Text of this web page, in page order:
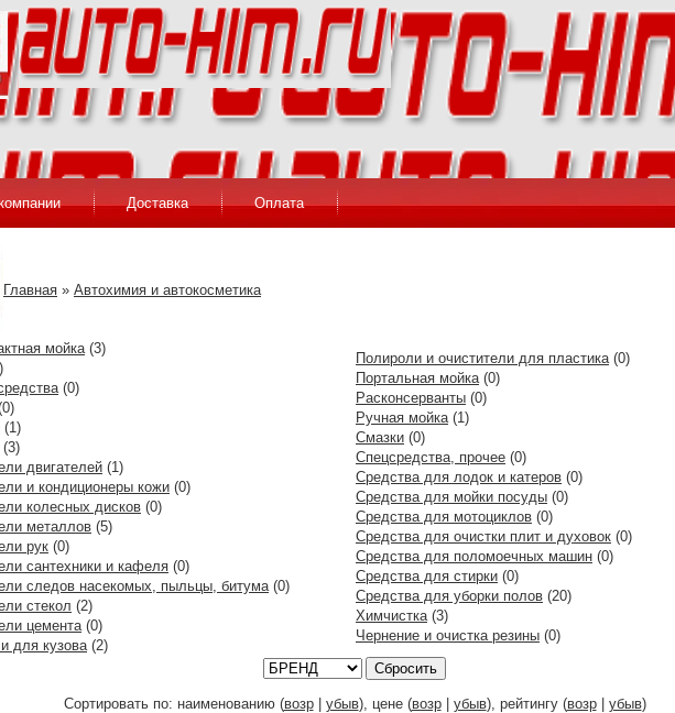
Доставка Оплата
Главная » Автохимия и автокосметика
мойка(3)
(0)
(1)
(3)
двигателей (1)
и кондиционеры кожи (0)
колесных дисков (0)
металлов (5)
рук (0)
сантехники и кафеля (0)
следов насекомых, пыльцы, битума(0)
стекол (2)
цемента(0)
для кузова(2)
Полироли и очистители для пластика(0)
Портальная мойка(0)
Расконсерванты (0)
Ручная мойка(1)
Смазки (0)
Спецсредства, прочее (0)
Средства для лодок и катеров (0)
Средства для мойки посуды (0)
Средства для мотоциклов (0)
Средства для очистки плит и духовок (0)
Средства для поломоечных машин (0)
Средства для стирки (0)
Средства для уборки полов (20)
Химчистка(3)
Чернение и очистка резины (0)
Сбросить
Сортировать по: наименованию (возр| убыв), цене (возр| убыв), рейтингу (возр| убыв)